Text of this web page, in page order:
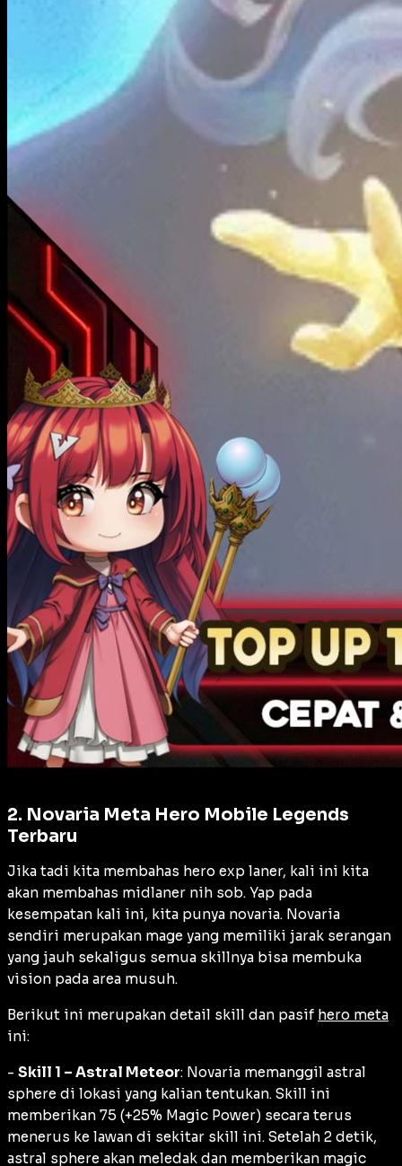
2. Novaria Meta Hero Mobile Legends
Terbaru
Jika tadi kita membahas hero exp laner, kali ini kita
akan membahas midlaner nih sob. Yap pada
kesempatan kali ini, kita punya novaria. Novaria
sendiri merupakan mage yang memiliki jarak serangan
yang jauh sekaligus semua skillnya bisa membuka
vision pada area musuh.
Berikut ini merupakan detail skill dan pasif hero meta
ini:
- Skill 1 – Astral Meteor: Novaria memanggil astral
sphere di lokasi yang kalian tentukan. Skill ini
memberikan 75 (+25% Magic Power) secara terus
menerus ke lawan di sekitar skill ini. Setelah 2 detik,
astral sphere akan meledak dan memberikan magic